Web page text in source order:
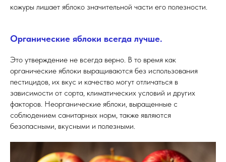
кожуры лишает яблоко значительной части его полезности.
Органические яблоки всегда лучше.
Это утверждение не всегда верно. В то время как
органические яблоки выращиваются без использования
пестицидов, их вкус и качество могут отличаться в
зависимости от сорта, климатических условий и других
факторов. Неорганические яблоки, выращенные с
соблюдением санитарных норм, также являются
безопасными, вкусными и полезными.